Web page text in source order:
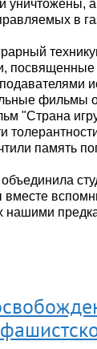
уничтожены,
в
посвященные
фильмы
"Страна
память
вместе
нашими